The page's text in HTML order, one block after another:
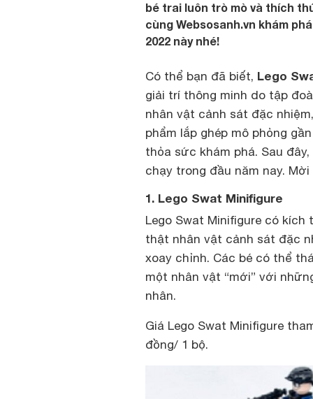
bé trai luôn trò mò và thích
cùng Websosanh.vn khám
2022 này nhé!
Có thể bạn đã biết, Lego
giải trí thông minh do tập
nhân vật cảnh sát đặc
phẩm lắp ghép mô phỏng
thỏa sức khám phá. Sau
chạy trong đầu năm nay.
1. Lego Swat Minifigure
Lego Swat Minifigure có
thật nhân vật cảnh sát đặc
xoay chỉnh. Các bé có thể
một nhân vật “mới” với
nhân.
Giá Lego Swat Minifigure
đồng/ 1 bộ.